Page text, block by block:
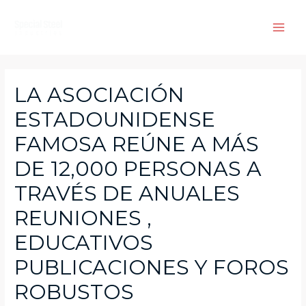
LA ASOCIACIÓN
ESTADOUNIDENSE
FAMOSA REÚNE A MÁS
DE 12,000 PERSONAS A
TRAVÉS DE ANUALES
REUNIONES ,
EDUCATIVOS
PUBLICACIONES Y FOROS
ROBUSTOS